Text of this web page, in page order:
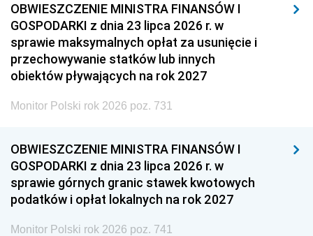
OBWIESZCZENIE MINISTRA FINANSÓW I
GOSPODARKI z dnia 23 lipca 2026 r. w
sprawie maksymalnych opłat za usunięcie i
przechowywanie statków lub innych
obiektów pływających na rok 2027
Monitor Polski rok 2026 poz. 731
OBWIESZCZENIE MINISTRA FINANSÓW I
GOSPODARKI z dnia 23 lipca 2026 r. w
sprawie górnych granic stawek kwotowych
podatków i opłat lokalnych na rok 2027
Monitor Polski rok 2026 poz. 741